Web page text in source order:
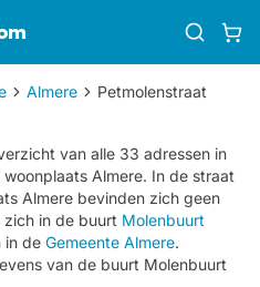
Almere Petmolenstraat
van alle 33 adressen in
Almere. In de straat
Almere bevinden zich geen
in de buurt Molenbuurt
in de Gemeente Almere.
van de buurt Molenbuurt